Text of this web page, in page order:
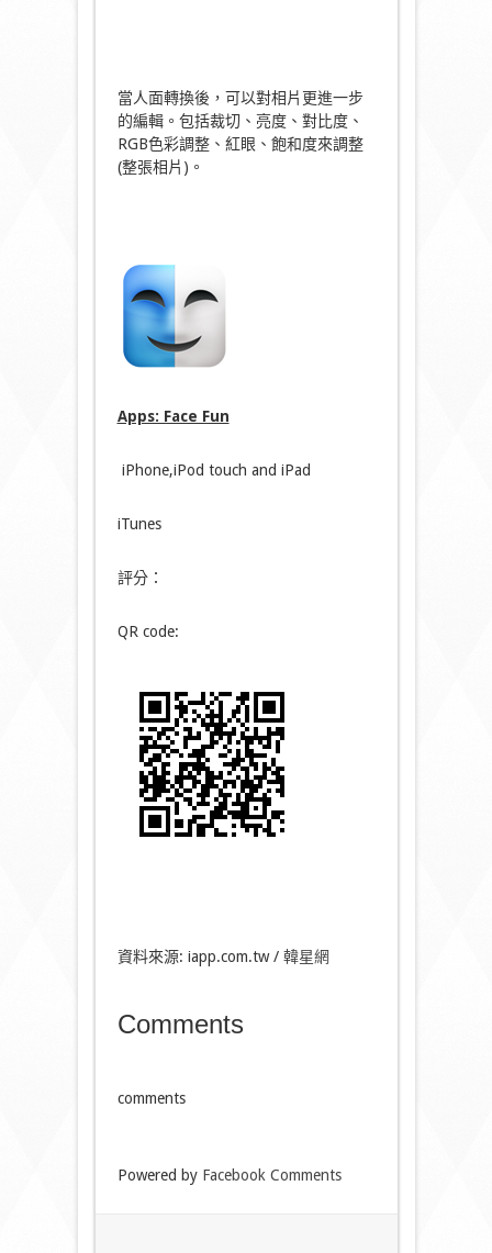
當人面轉換後，可以對相片更進一步
的編輯。包括裁切、亮度、對比度、
RGB色彩調整、紅眼、飽和度來調整
(整張相片)。
Apps: Face Fun
iPhone,iPod touch and iPad
iTunes
評分：
QR code:
資料來源: iapp.com.tw / 韓星網
Comments
comments
Powered by Facebook Comments